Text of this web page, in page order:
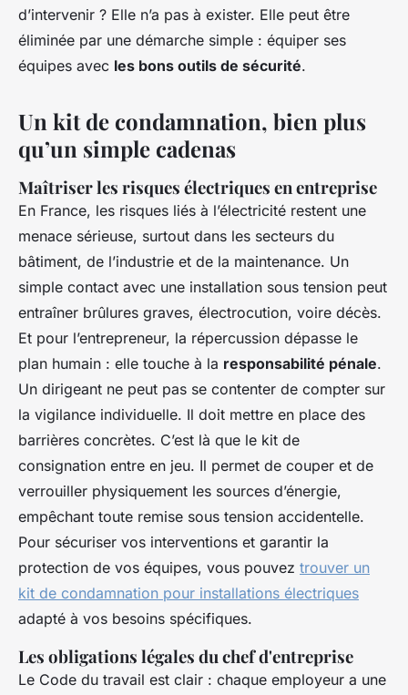
d’intervenir ? Elle n’a pas à exister. Elle peut être
éliminée par une démarche simple : équiper ses
équipes avec les bons outils de sécurité.
Un kit de condamnation, bien plus
qu’un simple cadenas
Maîtriser les risques électriques en entreprise
En France, les risques liés à l’électricité restent une
menace sérieuse, surtout dans les secteurs du
bâtiment, de l’industrie et de la maintenance. Un
simple contact avec une installation sous tension peut
entraîner brûlures graves, électrocution, voire décès.
Et pour l’entrepreneur, la répercussion dépasse le
plan humain : elle touche à la responsabilité pénale.
Un dirigeant ne peut pas se contenter de compter sur
la vigilance individuelle. Il doit mettre en place des
barrières concrètes. C’est là que le kit de
consignation entre en jeu. Il permet de couper et de
verrouiller physiquement les sources d’énergie,
empêchant toute remise sous tension accidentelle.
Pour sécuriser vos interventions et garantir la
protection de vos équipes, vous pouvez trouver un
kit de condamnation pour installations électriques
adapté à vos besoins spécifiques.
Les obligations légales du chef d'entreprise
Le Code du travail est clair : chaque employeur a une